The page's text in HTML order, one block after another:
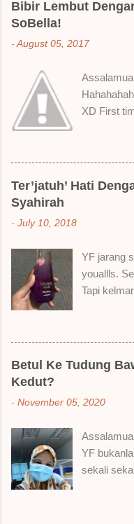
e
n
t
Bibir Lembut
SoBella!
- August 05, 2017
XD First
Nak
brand
atas,
Rose
suka tu
dengan
Ringan
Lembut
Bila
gelas tapi
makan
Ter’jatuh’ Hati
Syahirah
- July 10, 2018
YF jarang
youallls.
Tapi
dalam
Syahirah
Harga
macam
redhanya
sweet
hasutan
tu, YF
Betul Ke Tudung
Kedut?
- November 05, 2020
YF
sekali